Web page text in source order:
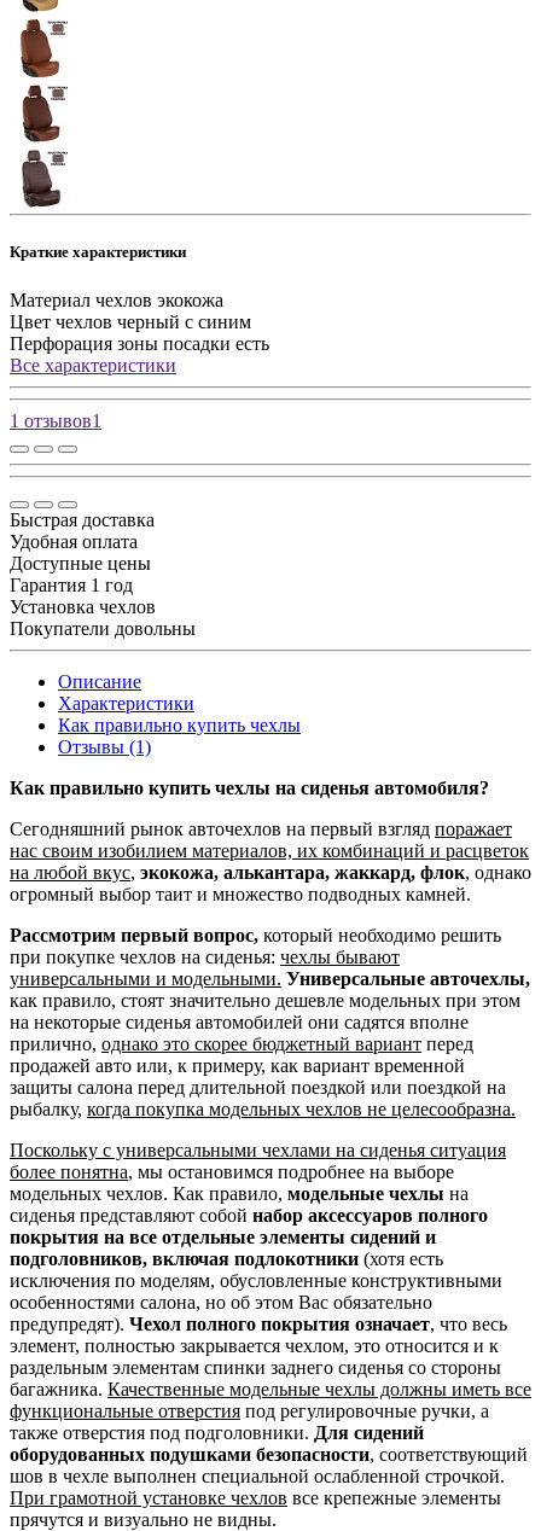
Краткие характеристики
Материал чехлов экокожа
Цвет чехлов черный с синим
Перфорация зоны посадки есть
Все характеристики
1 отзывов1
Быстрая доставка
Удобная оплата
Доступные цены
Гарантия 1 год
Установка чехлов
Покупатели довольны
Описание
Характеристики
Как правильно купить чехлы
Отзывы (1)
Как правильно купить чехлы на сиденья автомобиля?
Сегодняшний рынок авточехлов на первый взгляд поражает
нас своим изобилием материалов, их комбинаций и расцветок
на любой вкус, экокожа, алькантара, жаккард, флок, однако
огромный выбор таит и множество подводных камней.
Рассмотрим первый вопрос, который необходимо решить
при покупке чехлов на сиденья: чехлы бывают
универсальными и модельными. Универсальные авточехлы,
как правило, стоят значительно дешевле модельных при этом
на некоторые сиденья автомобилей они садятся вполне
прилично, однако это скорее бюджетный вариант перед
продажей авто или, к примеру, как вариант временной
защиты салона перед длительной поездкой или поездкой на
рыбалку, когда покупка модельных чехлов не целесообразна.
Поскольку с универсальными чехлами на сиденья ситуация
более понятна, мы остановимся подробнее на выборе
модельных чехлов. Как правило, модельные чехлы на
сиденья представляют собой набор аксессуаров полного
покрытия на все отдельные элементы сидений и
подголовников, включая подлокотники (хотя есть
исключения по моделям, обусловленные конструктивными
особенностями салона, но об этом Вас обязательно
предупредят). Чехол полного покрытия означает, что весь
элемент, полностью закрывается чехлом, это относится и к
раздельным элементам спинки заднего сиденья со стороны
багажника. Качественные модельные чехлы должны иметь все
функциональные отверстия под регулировочные ручки, а
также отверстия под подголовники. Для сидений
оборудованных подушками безопасности, соответствующий
шов в чехле выполнен специальной ослабленной строчкой.
При грамотной установке чехлов все крепежные элементы
прячутся и визуально не видны.